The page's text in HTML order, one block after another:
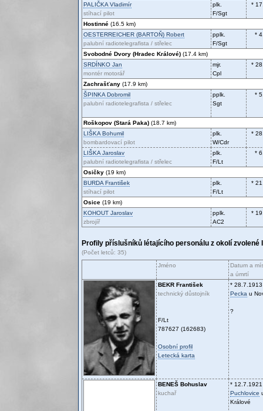
PALIČKA Vladimír
stíhací pilot
plk.
F/Sgt
*
Hostinné (16.5 km)
OESTERREICHER (BARTOŇ) Robert
palubní radiotelegrafista / střelec
pplk.
F/Sgt
*
Svobodné Dvory (Hradec Králové) (17.4 km)
SRDÍNKO Jan
montér motorář
mjr.
Cpl
*
Zachrašťany (17.9 km)
ŠPINKA Dobromil
palubní radiotelegrafista / střelec
pplk.
Sgt
*
Roškopov (Stará Paka) (18.7 km)
LIŠKA Bohumil
bombardovací pilot
plk.
W/Cdr
*
LIŠKA Jaroslav
palubní radiotelegrafista / střelec
plk.
F/Lt
*
Osičky (19 km)
BURDA František
stíhací pilot
plk.
F/Lt
*
Osice (19 km)
KOHOUT Jaroslav
zbrojíř
pplk.
AC2
*
Profily příslušníků létajícího personálu z okolí zvolené
(Počet letců: 35)
Jméno
Datum a
a úmrtí
BEKR František
technický důstojník
F/Lt
787627 (162683)
Osobní profil
Letecká karta
* 28.7.1913
Pecka u
?
BENEŠ Bohuslav
kuchař
* 12.7.1921
Puchlovice
Králové